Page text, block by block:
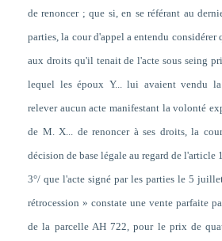
de renoncer ; que si, en se référant au
parties, la cour d'appel a entendu considérer
aux droits qu'il tenait de l'acte sous seing
lequel les époux Y... lui avaient vendu
relever aucun acte manifestant la volonté
de M. X... de renoncer à ses droits, la
décision de base légale au regard de
3°/ que l'acte signé par les parties le 5
rétrocession » constate une vente parfaite
de la parcelle AH 722, pour le prix de